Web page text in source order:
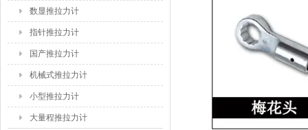
数显推拉力计
指针推拉力计
国产推拉力计
机械式推拉力计
小型推拉力计
大量程推拉力计